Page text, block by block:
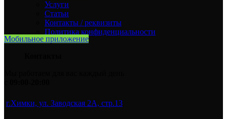
Услуги
Статьи
Контакты / реквизиты
Политика конфиденциальности
Мобильное приложение
г.Химки, ул. Заводская 2А, стр.13